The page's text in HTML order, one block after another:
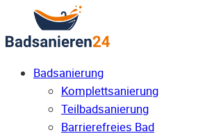
Badsanierung
Komplettsanierung
Teilbadsanierung
Barrierefreies Bad